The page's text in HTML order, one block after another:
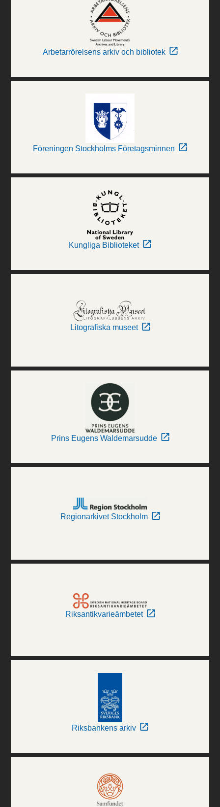
Arbetarrörelsens arkiv och bibliotek
Föreningen Stockholms Företagsminnen
Kungliga Biblioteket
Litografiska museet
Prins Eugens Waldemarsudde
Regionarkivet Stockholm
Riksantikvarieämbetet
Riksbankens arkiv